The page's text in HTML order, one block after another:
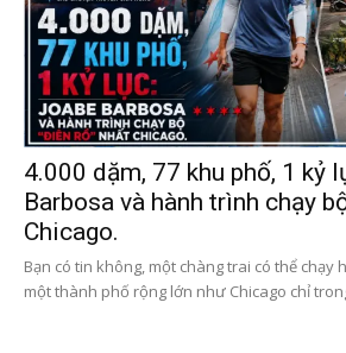
4.000 dặm, 77 khu phố, 1 kỷ
Barbosa và hành trình chạy
Chicago.
Bạn có tin không, một chàng trai có thể chạy
một thành phố rộng lớn như Chicago chỉ